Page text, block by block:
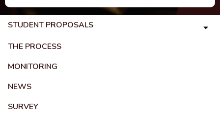
STUDENT PROPOSALS
THE PROCESS
MONITORING
NEWS
SURVEY